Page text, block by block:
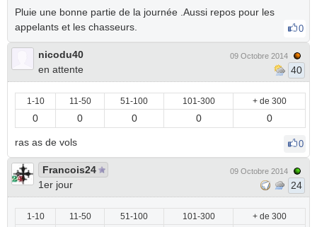
Pluie une bonne partie de la journée .Aussi repos pour les
appelants et les chasseurs.
0
nicodu40
en attente
09 Octobre 2014
40
1-10 11-50 51-100 101-300 + de 300
0 0 0 0 0
ras as de vols 0
Francois24
1er jour
09 Octobre 2014
24
1-10 11-50 51-100 101-300 + de 300